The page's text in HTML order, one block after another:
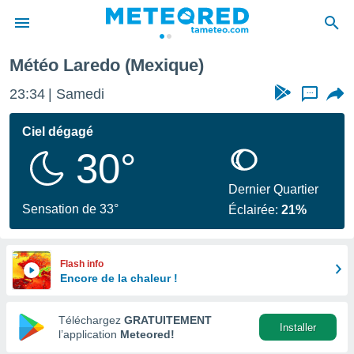
de
en
Météo Laredo (Mexique)
23:34 Samedi ...
Ciel dégagé
30°
Sensation de 33°
Dernier Quartier
Éclairée:21%
Flash info
Encore de la chaleur !
Téléchargez GRATUITEMENT
l’application Meteored!
Installer